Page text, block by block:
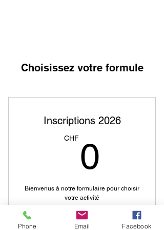
Choisissez votre formule
Inscriptions 2026
CHF 0
Bienvenus à notre formulaire pour choisir
votre activité
Formule gratuite
Phone Email Facebook